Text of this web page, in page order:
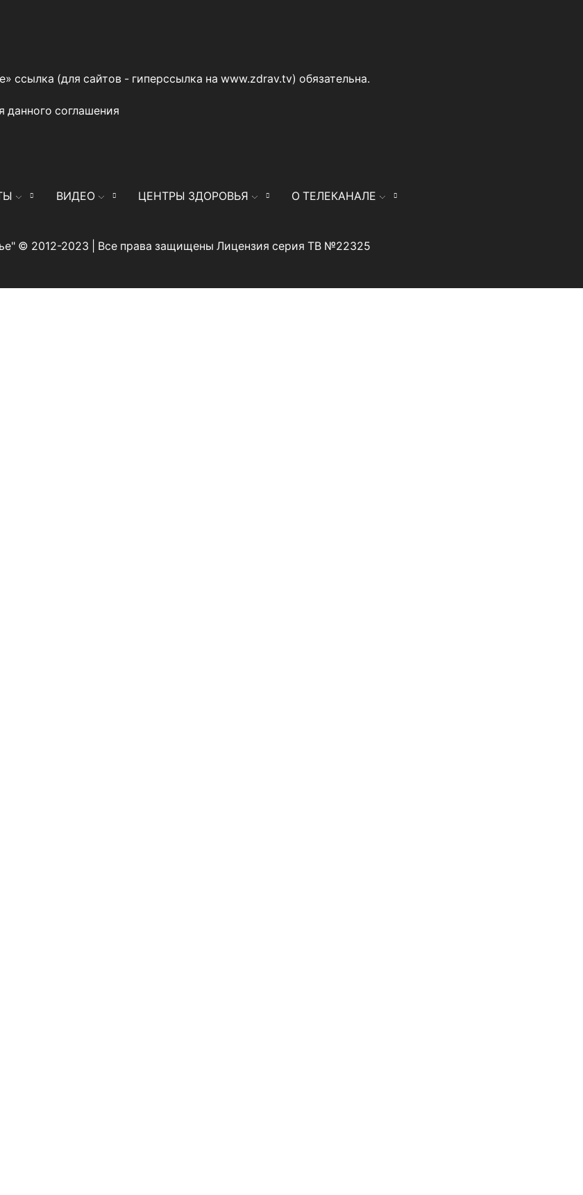
ссылка (для сайтов - гиперссылка на www.zdrav.tv) обязательна.
данного соглашения
ВИДЕО ЦЕНТРЫ ЗДОРОВЬЯ О ТЕЛЕКАНАЛЕ
© 2012-2023 | Все права защищены Лицензия серия ТВ №22325